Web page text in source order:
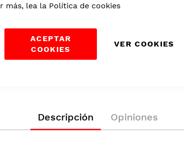
más, lea la Política de cookies
ACEPTAR
COOKIES
VER COOKIES
Descripción Opiniones